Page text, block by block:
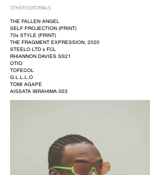
OTHER EDITORIALS
THE FALLEN ANGEL
SELF PROJECTION (PRINT)
70s STYLE (PRINT)
THE FRAGMENT EXPRESSION, 2020
STEELO LTD x FCL
RHIANNON DAVIES SS21
OTIO
TOFECOL
G.L.L.L.O
TOMI AGAPE
AISSATA IBRAHIMA 003